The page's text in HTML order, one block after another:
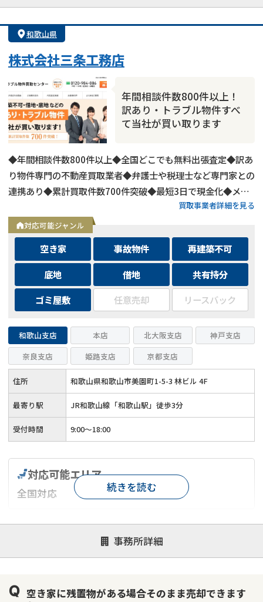
和歌山県
株式会社三条工務店
年間相談件数800件以上！
訳あり・トラブル物件すべ
て当社が買い取ります
◆年間相談件数800件以上◆全国どこでも無料出張査定◆訳あ
り物件専門の不動産買取業者◆弁護士や税理士など専門家との
連携あり◆累計買取件数700件突破◆最短3日で現金化◆メー
買取事業者詳細を見る
対応可能ジャンル
空き家 事故物件
再建築不可
底地
借地
共有持分
ゴミ屋敷
任意売却 リースバック
和歌山支店 本店 北大阪支店
神戸支店
奈良支店
姫路支店 京都支店
住所 和歌山県和歌山市美園町1-5-3 林ビル 4F
最寄り駅 JR和歌山線「和歌山駅」徒歩3分
受付時間 9:00～18:00
事務所詳細
対応可能エリア
全国対応
対応が親身 オンライン面談可能
レスポンスが早い
1億円以上の買取可
続きを読む
空き家に残置物がある場合そのまま売却できます